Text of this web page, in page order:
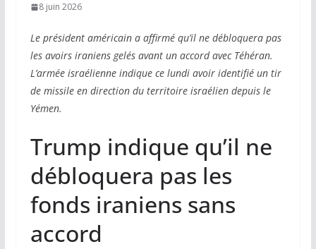
8 juin 2026
Le président américain a affirmé qu’il ne débloquera pas
les avoirs iraniens gelés avant un accord avec Téhéran.
L’armée israélienne indique ce lundi avoir identifié un tir
de missile en direction du territoire israélien depuis le
Yémen.
Trump indique qu’il ne
débloquera pas les
fonds iraniens sans
accord